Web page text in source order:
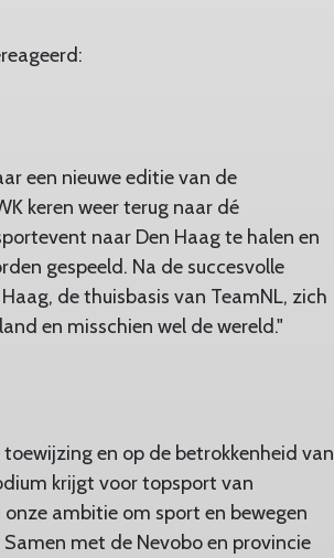
een nieuwe editie van de
keren weer terug naar dé
naar Den Haag te halen en
gespeeld. Na de succesvolle
de thuisbasis van TeamNL, zich
en misschien wel de wereld."
en op de betrokkenheid van
krijgt voor topsport van
ambitie om sport en bewegen
met de Nevobo en provincie